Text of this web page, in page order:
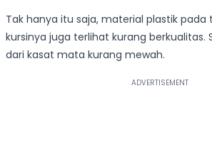
Tak hanya itu saja, material plastik
kursinya juga terlihat kurang berkualitas.
dari kasat mata kurang mewah.